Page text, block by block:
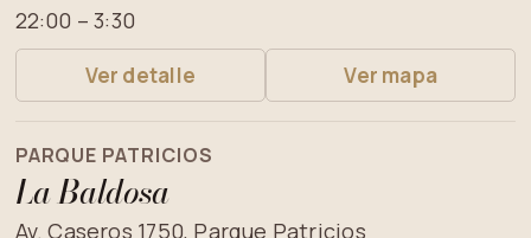
22:00 – 3:30
Ver detalle Ver mapa
PARQUE PATRICIOS
La Baldosa
Av. Caseros 1750, Parque Patricios